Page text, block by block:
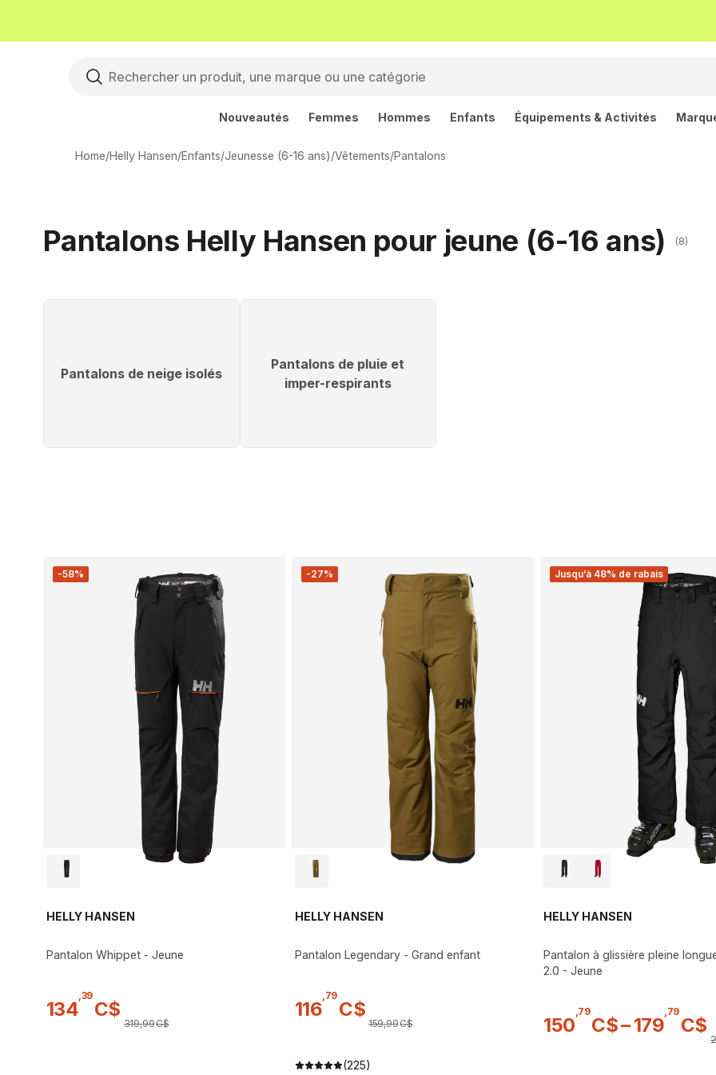
Nouveautés Femmes Hommes Enfants Équipements & Activités
Home/Helly Hansen/Enfants/Jeunesse (6-16 ans)/Vêtements/Pantalons
Pantalons Helly Hansen pour jeune (6-16 ans) (8)
Pantalons de neige isolés
Pantalons de pluie et
imper-respirants
-58%
HELLY HANSEN
Pantalon Whippet - Jeune
134
39
C$
319,99C$
-27%
HELLY HANSEN
Pantalon Legendary - Grand enfant
116
79
C$
159,99C$
(225)
Jusqu’à 48% de rabais
HELLY HANSEN
Pantalon à glissière pleine
2.0 - Jeune
150
79
C$–179
79
C$